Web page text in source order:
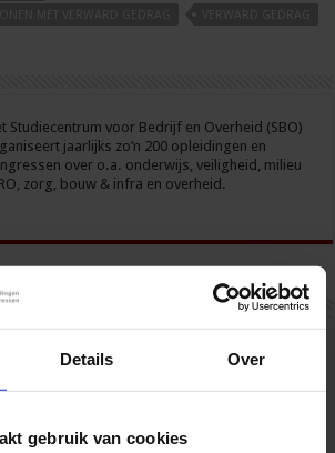
Details Over
gebruik van cookies
Studiecentrum voor Bedrijf en Overheid (SBO)
jaarlijks zo’n 200 opleidingen en
over o.a. onderwijs, veiligheid, milieu
zorg, bouw & infra en overheid.